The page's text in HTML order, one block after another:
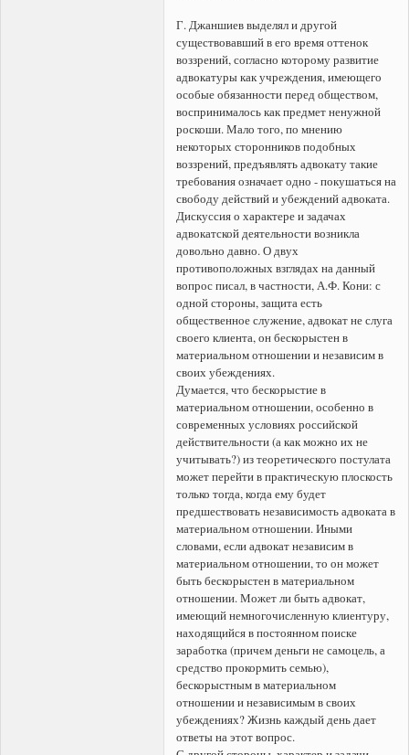
Г. Джаншиев выделял и другой
существовавший в его время оттенок
воззрений, согласно которому развитие
адвокатуры как учреждения, имеющего
особые обязанности перед обществом,
воспринималось как предмет ненужной
роскоши. Мало того, по мнению
некоторых сторонников подобных
воззрений, предъявлять адвокату такие
требования означает одно - покушаться на
свободу действий и убеждений адвоката.
Дискуссия о характере и задачах
адвокатской деятельности возникла
довольно давно. О двух
противоположных взглядах на данный
вопрос писал, в частности, А.Ф. Кони: с
одной стороны, защита есть
общественное служение, адвокат не слуга
своего клиента, он бескорыстен в
материальном отношении и независим в
своих убеждениях.
Думается, что бескорыстие в
материальном отношении, особенно в
современных условиях российской
действительности (а как можно их не
учитывать?) из теоретического постулата
может перейти в практическую плоскость
только тогда, когда ему будет
предшествовать независимость адвоката в
материальном отношении. Иными
словами, если адвокат независим в
материальном отношении, то он может
быть бескорыстен в материальном
отношении. Может ли быть адвокат,
имеющий немногочисленную клиентуру,
находящийся в постоянном поиске
заработка (причем деньги не самоцель, а
средство прокормить семью),
бескорыстным в материальном
отношении и независимым в своих
убеждениях? Жизнь каждый день дает
ответы на этот вопрос.